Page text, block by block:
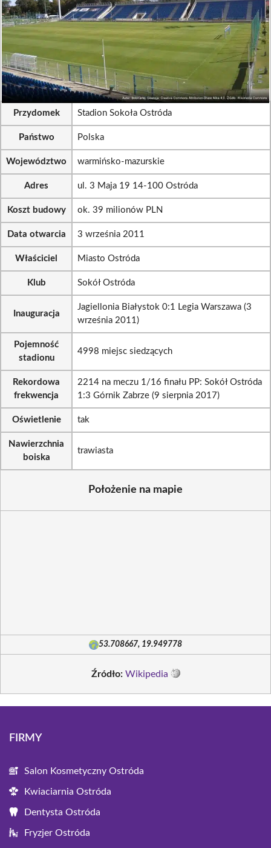
Przydomek Stadion Sokoła Ostróda
Państwo Polska
Województwo warmińsko-mazurskie
Adres ul. 3 Maja 19 14-100 Ostróda
Koszt budowy ok. 39 milionów PLN
Data otwarcia 3 września 2011
Właściciel Miasto Ostróda
Klub Sokół Ostróda
Inauguracja
Jagiellonia Białystok 0:1 Legia Warszawa (3
września 2011)
Pojemność
stadionu
4998 miejsc siedzących
Rekordowa
frekwencja
2214 na meczu 1/16 finału PP: Sokół Ostróda
1:3 Górnik Zabrze (9 sierpnia 2017)
Oświetlenie tak
Nawierzchnia
boiska
trawiasta
Położenie na mapie
53.708667, 19.949778
Źródło: Wikipedia
FIRMY
Salon Kosmetyczny Ostróda
Kwiaciarnia Ostróda
Dentysta Ostróda
Fryzjer Ostróda